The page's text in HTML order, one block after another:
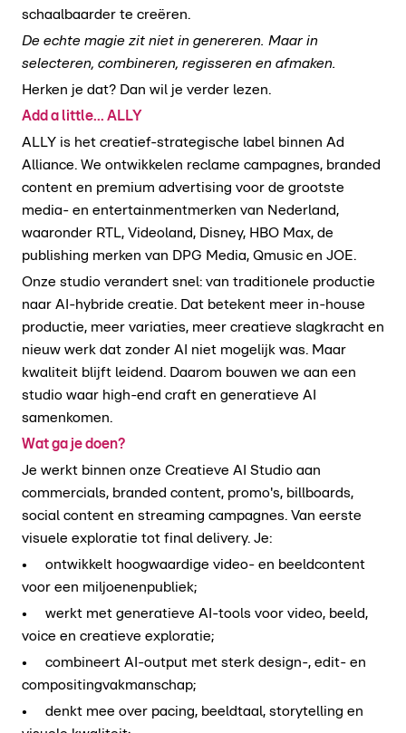
schaalbaarder te creëren.
De echte magie zit niet in genereren. Maar in
selecteren, combineren, regisseren en afmaken.
Herken je dat? Dan wil je verder lezen.
Add a little... ALLY
ALLY is het creatief-strategische label binnen Ad
Alliance. We ontwikkelen reclame campagnes, branded
content en premium advertising voor de grootste
media- en entertainmentmerken van Nederland,
waaronder RTL, Videoland, Disney, HBO Max, de
publishing merken van DPG Media, Qmusic en JOE.
Onze studio verandert snel: van traditionele productie
naar AI-hybride creatie. Dat betekent meer in-house
productie, meer variaties, meer creatieve slagkracht en
nieuw werk dat zonder AI niet mogelijk was. Maar
kwaliteit blijft leidend. Daarom bouwen we aan een
studio waar high-end craft en generatieve AI
samenkomen.
Wat ga je doen?
Je werkt binnen onze Creatieve AI Studio aan
commercials, branded content, promo's, billboards,
social content en streaming campagnes. Van eerste
visuele exploratie tot final delivery. Je:
• ontwikkelt hoogwaardige video- en beeldcontent
voor een miljoenenpubliek;
• werkt met generatieve AI-tools voor video, beeld,
voice en creatieve exploratie;
• combineert AI-output met sterk design-, edit- en
compositingvakmanschap;
• denkt mee over pacing, beeldtaal, storytelling en